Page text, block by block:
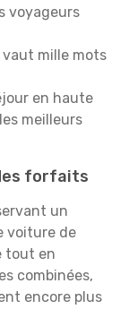
voyageurs
vaut mille mots
en haute
meilleurs
forfaits
un
voiture de
tout en
combinées,
encore plus